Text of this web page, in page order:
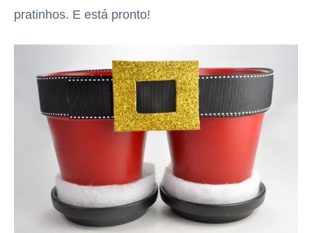
pratinhos. E está pronto!